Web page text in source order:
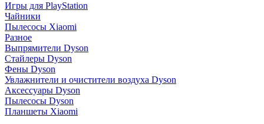
Игры для PlayStation
Чайники
Пылесосы Xiaomi
Разное
Выпрямители Dyson
Стайлеры Dyson
Фены Dyson
Увлажнители и очистители воздуха Dyson
Аксессуары Dyson
Пылесосы Dyson
Планшеты Xiaomi